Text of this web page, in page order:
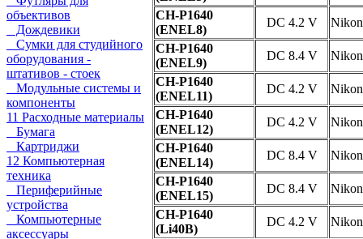
объективов
Дождевики
Сумки для студийного
оборудования -
штативов - стоек
Модульные системы и
компоненты
11 Расходные материалы
Бумага
Картриджи
12 Компьютерная
техника
Периферийные
устройства
Компьютерные
аксессуары
CH-P1640
(ENEL8)
DC 4.2 V
Nikon
CH-P1640
(ENEL9)
DC 8.4 V
Nikon
CH-P1640
(ENEL11)
DC 4.2 V
Nikon
CH-P1640
(ENEL12)
DC 4.2 V
Nikon
CH-P1640
(ENEL14)
DC 8.4 V
Nikon
CH-P1640
(ENEL15)
DC 8.4 V
Nikon
CH-P1640
(Li40B)
DC 4.2 V Nikon